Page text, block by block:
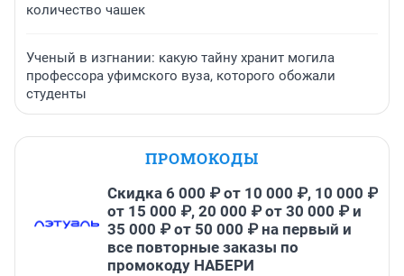
количество чашек
Ученый в изгнании: какую тайну хранит могила
профессора уфимского вуза, которого обожали
студенты
ПРОМОКОДЫ
Скидка 6 000 ₽ от 10 000 ₽, 10 000 ₽
от 15 000 ₽, 20 000 ₽ от 30 000 ₽ и
35 000 ₽ от 50 000 ₽ на первый и
все повторные заказы по
промокоду НАБЕРИ